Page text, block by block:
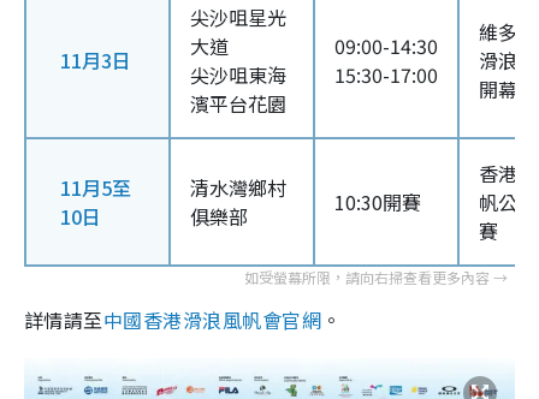
11月3日
尖沙咀星光
大道
尖沙咀東海
濱平台花園
09:00-14:30
15:30-17:00
維多
滑浪
開幕禮
11月5至
10日
清水灣鄉村
俱樂部
10:30開賽
香港
帆公
賽
詳情請至中國香港滑浪風帆會官網 。